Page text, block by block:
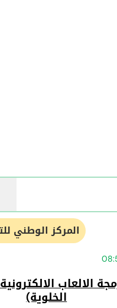
المركز الوطني
الالعاب
الخلوية)